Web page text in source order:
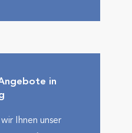
in
Ihnen unser